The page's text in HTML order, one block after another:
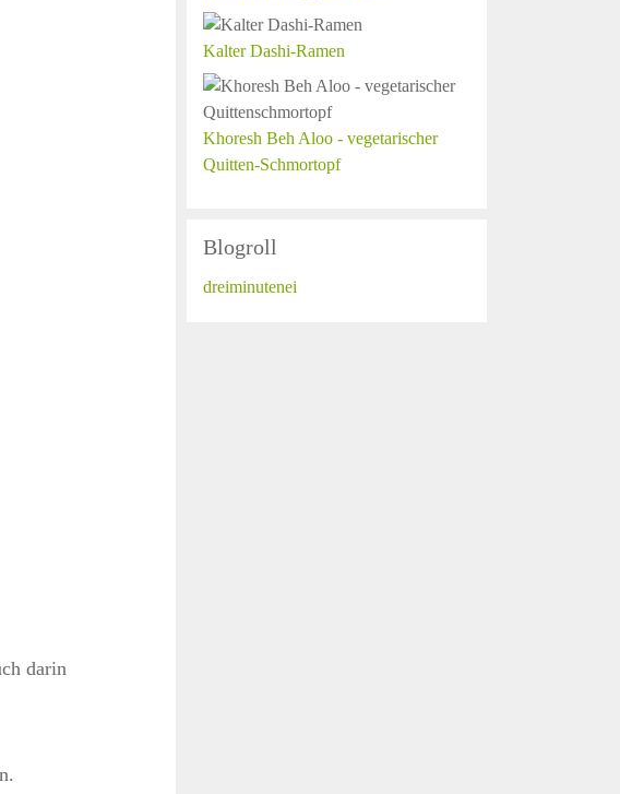
darin
Kalter Dashi-Ramen
Khoresh Beh Aloo - vegetarischer
Quitten-Schmortopf
Blogroll
dreiminutenei